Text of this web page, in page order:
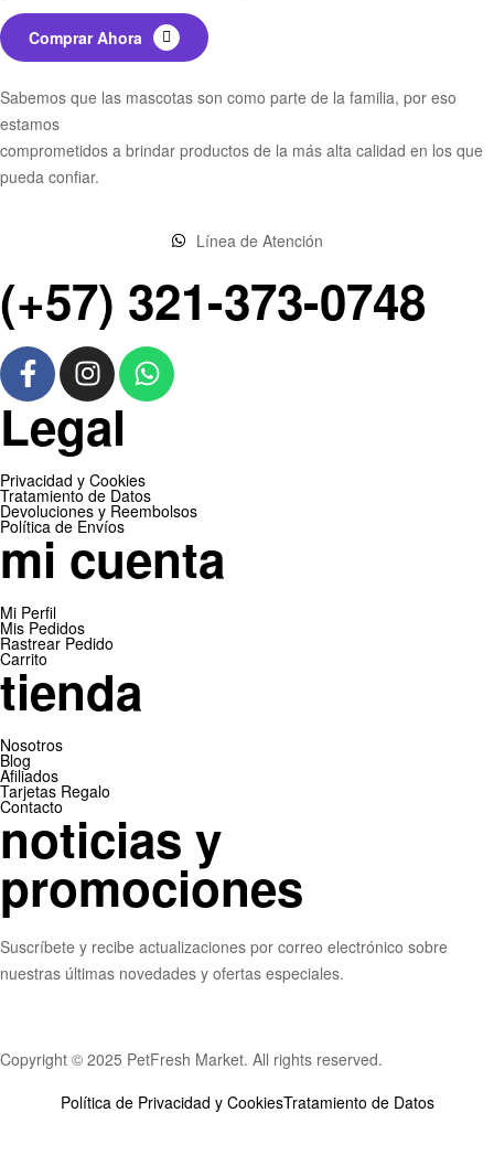
Comprar Ahora
Sabemos que las mascotas son como parte de la familia, por eso
estamos
comprometidos a brindar productos de la más alta calidad en los que
pueda confiar.
Línea de Atención
(+57) 321-373-0748
Legal
Privacidad y Cookies
Tratamiento de Datos
Devoluciones y Reembolsos
Política de Envíos
mi cuenta
Mi Perfil
Mis Pedidos
Rastrear Pedido
Carrito
tienda
Nosotros
Blog
Afiliados
Tarjetas Regalo
Contacto
noticias y
promociones
Suscríbete y recibe actualizaciones por correo electrónico sobre
nuestras últimas novedades y ofertas especiales.
Copyright © 2025 PetFresh Market. All rights reserved.
Política de Privacidad y CookiesTratamiento de Datos